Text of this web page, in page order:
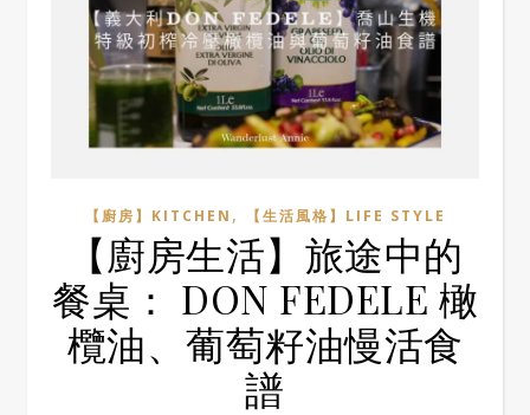
【廚房】KITCHEN , 【生活風格】LIFE STYLE
【廚房生活】旅途中的
餐桌： DON FEDELE 橄
欖油、葡萄籽油慢活食
譜